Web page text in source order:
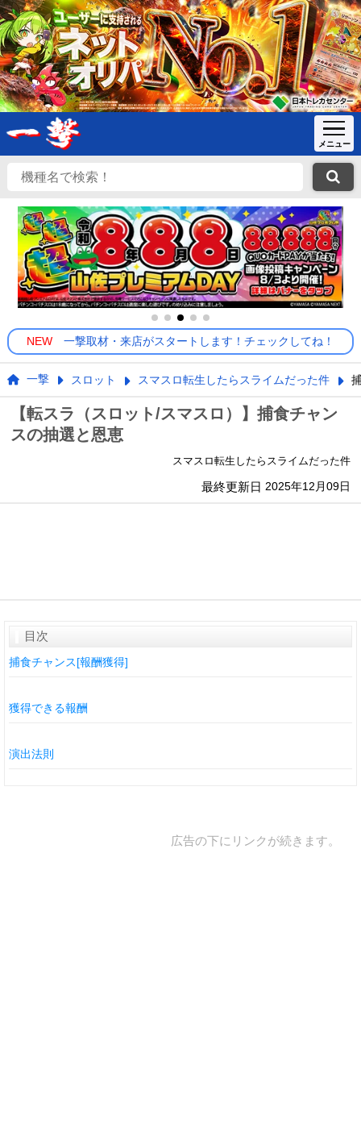
NEW 一撃取材・来店がスタートします！チェックしてね！
一撃 スロット スマスロ転生したらスライムだった件
【転スラ（スロット/スマスロ）】捕食チャン
スの抽選と恩恵
スマスロ転生したらスライムだった件
最終更新日 2025年12月09日
目次
捕食チャンス[報酬獲得]
獲得できる報酬
演出法則
広告の下にリンクが続きます。